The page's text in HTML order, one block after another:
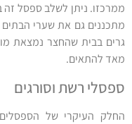
ממרכזו. ניתן לשלב ספסל זה
מתכננים גם את שערי
גרים בבית שהחצר נמצאת
מאד להתאים.
ספסלי רשת וסורגים
החלק העיקרי של